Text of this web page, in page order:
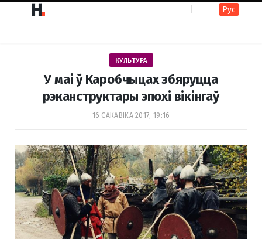
e
b
o
t
a
Рус
КУЛЬТУРА
У маi ў Каробчыцах збяруцца
рэканструктары эпохі вікінгаў
16 САКАВІКА 2017, 19:16